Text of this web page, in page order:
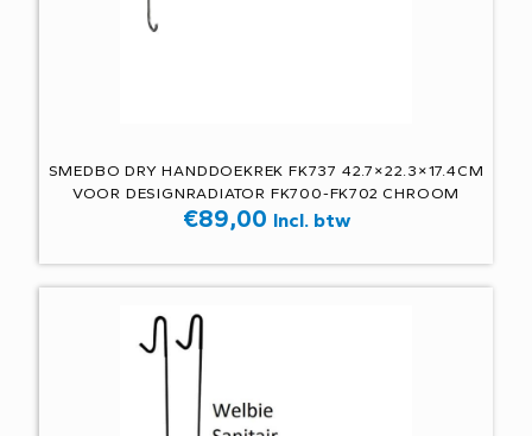
SMEDBO DRY HANDDOEKREK FK737 42.7×22.3×17.4CM
VOOR DESIGNRADIATOR FK700-FK702 CHROOM
€89,00 Incl. btw